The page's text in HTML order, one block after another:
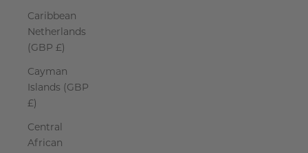
Caribbean
Netherlands
(GBP £)
Cayman
Islands (GBP
£)
Central
African